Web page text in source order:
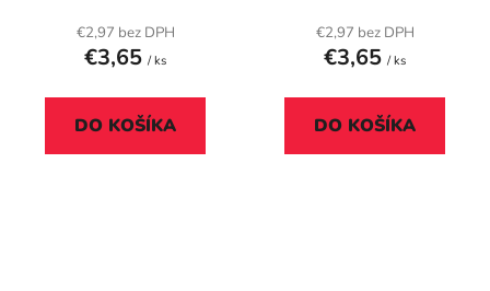
€2,97 bez DPH
€3,65 / ks
DO KOŠÍKA
€2,97 bez DPH
€3,65 / ks
DO KOŠÍKA